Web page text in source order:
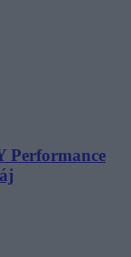
Performance